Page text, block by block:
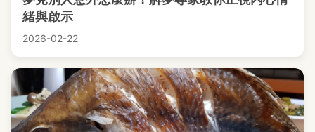
緒與啟示
2026-02-22